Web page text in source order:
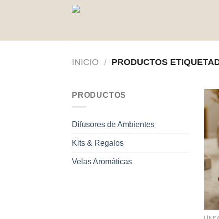
INICIO / PRODUCTOS
PRODUCTOS
Difusores de Ambientes
Kits & Regalos
Velas Aromáticas